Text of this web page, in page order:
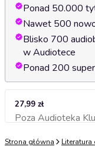
Ponad 50.000
Nawet 500
Blisko 700
w Audiotece
Ponad 200
27,99 zł
Poza Audioteka
Strona główna